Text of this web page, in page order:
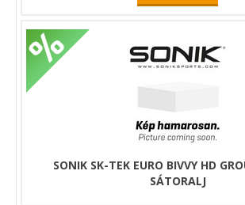
SONIK SK-TEK EURO BIVVY HD
SÁTORALJ